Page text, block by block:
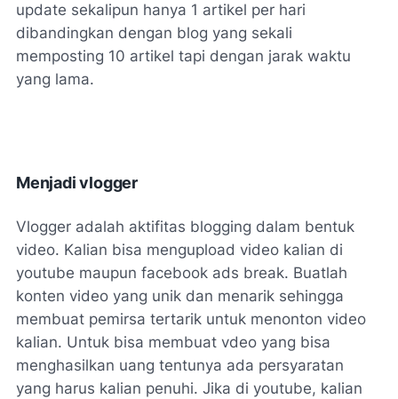
update sekalipun hanya 1 artikel per hari
dibandingkan dengan blog yang sekali
memposting 10 artikel tapi dengan jarak waktu
yang lama.
Menjadi vlogger
Vlogger adalah aktifitas blogging dalam bentuk
video. Kalian bisa mengupload video kalian di
youtube maupun facebook ads break. Buatlah
konten video yang unik dan menarik sehingga
membuat pemirsa tertarik untuk menonton video
kalian. Untuk bisa membuat vdeo yang bisa
menghasilkan uang tentunya ada persyaratan
yang harus kalian penuhi. Jika di youtube, kalian